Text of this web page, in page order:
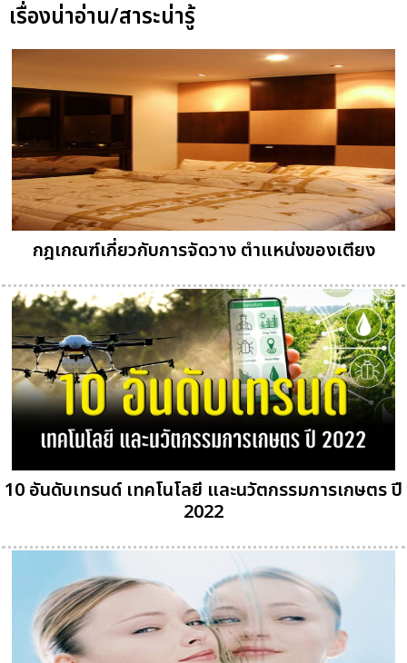
เรื่องน่าอ่าน/สาระน่ารู้
กฎเกณฑ์เกี่ยวกับการจัดวาง ตำแหน่งของเตียง
10 อันดับเทรนด์ เทคโนโลยี และนวัตกรรมการเกษตร ปี
2022